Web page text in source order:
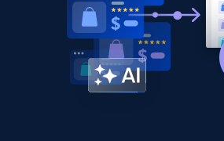
Title, Seller name, Brand,
price, Currency, Availability,
more.
2.1K+ 375+